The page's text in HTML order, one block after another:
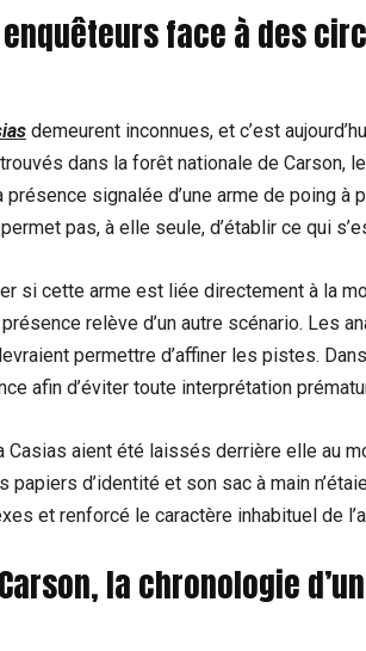
face à des
demeurent inconnues, et c’est
dans la forêt nationale de Carson,
signalée d’une arme de poing à
pas, à elle seule, d’établir ce qui
si cette arme est liée directement à la
relève d’un autre scénario. Les
permettre d’affiner les pistes.
afin d’éviter toute interprétation
aient été laissés derrière elle au
papiers d’identité et son sac à main
et renforcé le caractère inhabituel de
la chronologie